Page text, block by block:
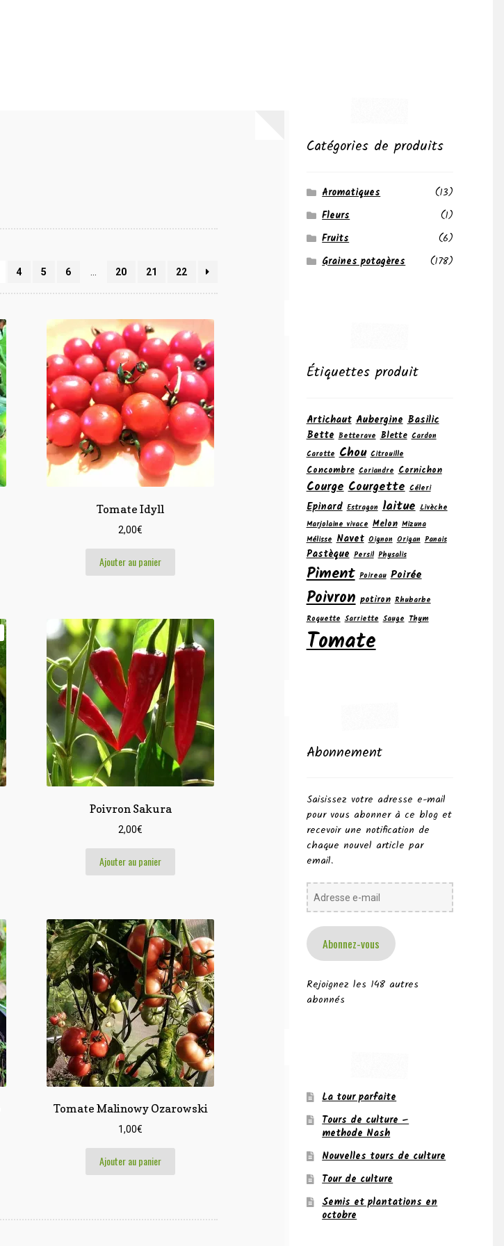
4 5 6 20 21 22
Tomate Idyll
2,00€
Ajouter au panier
Poivron Sakura
2,00€
Ajouter au panier
Tomate Malinowy Ozarowski
1,00€
Ajouter au panier
Catégories de produits
Aromatiques
(13)
Fleurs
(1)
Fruits
(6)
Graines potagères
(178)
Étiquettes produit
Artichaut Aubergine Basilic
Bette Betterave Blette Cardon
Carotte Chou Citrouille
Concombre Coriandre Cornichon
Courge Courgette Céleri
Epinard Estragon laitue Livèche
Marjolaine vivace Melon Mizuna
Mélisse Navet Oignon Origan Panais
Pastèque Persil Physalis
Piment Poireau Poirée
Poivron potiron Rhubarbe
Roquette Sarriette Sauge Thym
Tomate
Abonnement
Saisissez votre adresse e-mail
pour vous abonner à ce blog et
recevoir une notification de
chaque nouvel article par
email.
Adresse
e-
Abonnez-vous
Rejoignez les 148 autres
abonnés
La tour parfaite
Tours de culture –
methode Nash
Nouvelles tours de culture
Tour de culture
Semis et plantations en
octobre